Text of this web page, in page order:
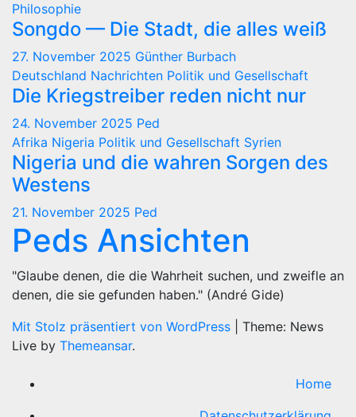
Philosophie
Songdo — Die Stadt, die alles weiß
27. November 2025 Günther Burbach
Deutschland Nachrichten Politik und Gesellschaft
Die Kriegstreiber reden nicht nur
24. November 2025 Ped
Afrika Nigeria Politik und Gesellschaft Syrien
Nigeria und die wahren Sorgen des
Westens
21. November 2025 Ped
Peds Ansichten
"Glaube denen, die die Wahrheit suchen, und zweifle an
denen, die sie gefunden haben." (André Gide)
Mit Stolz präsentiert von WordPress
Theme: News
Live by Themeansar.
Home